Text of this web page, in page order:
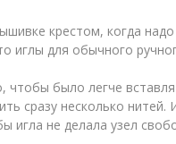
крестом, когда
иглы для обычного
было легче
сразу несколько
игла не делала узел